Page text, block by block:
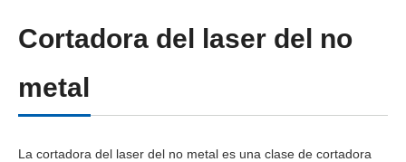
Cortadora del laser del no
metal
La cortadora del laser del no metal es una clase de cortadora